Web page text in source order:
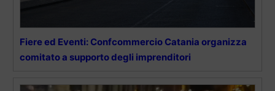
Fiere ed Eventi: Confcommercio Catania organizza
comitato a supporto degli imprenditori